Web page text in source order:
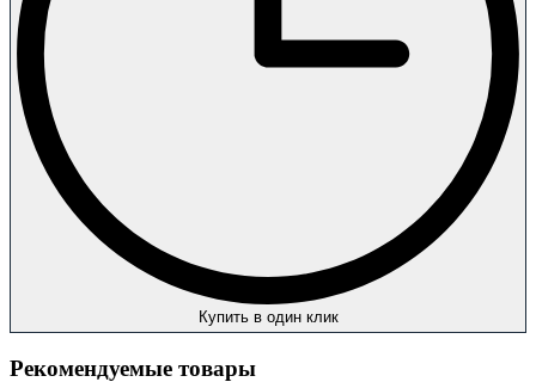
Купить в один клик
Рекомендуемые товары